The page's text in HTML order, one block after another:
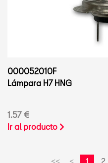
000052010F
Lámpara H7 HNG
1.57 €
Ir al producto
<< <